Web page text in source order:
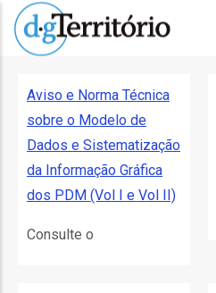
Passar
para
conteúdo
principal
Aviso e Norma Técnica
sobre o Modelo de
Dados e Sistematização
da Informação Gráfica
dos PDM (Vol I e Vol II)
Consulte o